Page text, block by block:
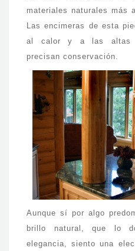
materiales naturales más
Las encimeras de esta
al calor y a las altas
precisan conservación.
Aunque sí por algo
brillo natural, que lo
elegancia, siento una